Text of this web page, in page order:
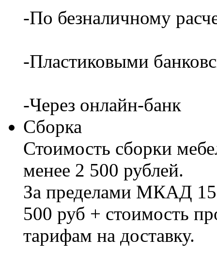
-По безналичному
-Пластиковыми
-Через онлайн-банк
Сборка
Стоимость сборки
менее 2 500 рублей.
За пределами МКАД
500 руб + стоимость
тарифам на доставку.